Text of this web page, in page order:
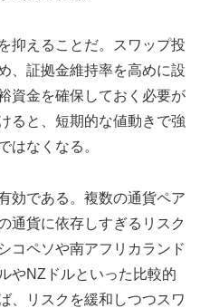
抑えることだ。スワップ投
、証拠金維持率を高めに設
資金を確保しておく必要が
ると、短期的な値動きで強
はなくなる。
効である。複数の通貨ペア
通貨に依存しすぎるリスク
コペソや南アフリカランド
やNZドルといった比較的
、リスクを緩和しつつスワ